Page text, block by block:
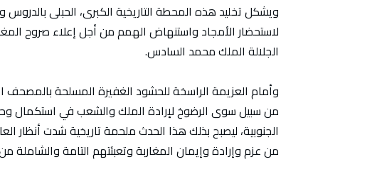
ويشكل تخليد هذه المحطة التاريخية الكبرى، الحبلى بالدروس
لاستحضار الأمجاد واستنهاض الهمم من أجل إعلاء صروح
الجلالة الملك محمد السادس.
وأمام العزيمة الراسخة للحشود الغفيرة المسلحة بالمصحف
من سبيل سوى الرضوخ لإرادة الملك والشعب في استكمال وحدة
الجنوبية، ليصبح بذلك هذا الحدث ملحمة تاريخية شدت
من عزم وإرادة وإيمان المغاربة وتعبئتهم التامة والشاملة